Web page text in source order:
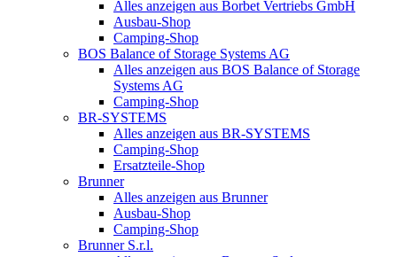
Alles anzeigen aus Borbet Vertriebs GmbH
Ausbau-Shop
Camping-Shop
BOS Balance of Storage Systems AG
Alles anzeigen aus BOS Balance of Storage
Systems AG
Camping-Shop
BR-SYSTEMS
Alles anzeigen aus BR-SYSTEMS
Camping-Shop
Ersatzteile-Shop
Brunner
Alles anzeigen aus Brunner
Ausbau-Shop
Camping-Shop
Brunner S.r.l.